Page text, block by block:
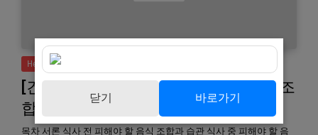
Health
[건강 정보] 식사 전후 피해야 할 음식 조
합과 올바른 습관
목차 서론 식사 전 피해야 할 음식 조합과 습관 식사 중 피해야 할 음
닫기 바로가기